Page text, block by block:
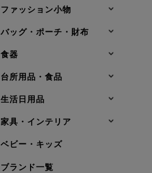
ファッション小物
バッグ・ポーチ・財布
食器
台所用品・食品
生活日用品
家具・インテリア
ベビー・キッズ
ブランド一覧